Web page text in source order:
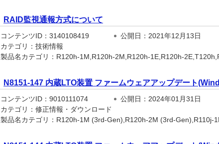
RAID監視通報方式について
コンテンツID：3140108419 公開日：2021年12月13日
カテゴリ：技術情報
製品名カテゴリ：R120h-1M,R120h-2M,R120h-1E,R120h-
N8151-147 内蔵LTO装置 ファームウェアアップデート
コンテンツID：9010111074 公開日：2024年01月31日
カテゴリ：修正情報・ダウンロード
製品名カテゴリ：R120h-1M (3rd-Gen),R120h-2M (3rd-Gen),R110j-